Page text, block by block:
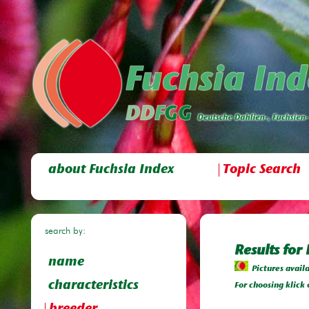
about Fuchsia Index Topic Search
search by:
name
characteristics
Results for
Pictures
For choosing klick